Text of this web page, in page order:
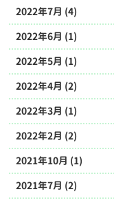
2022年7月 (4)
2022年6月 (1)
2022年5月 (1)
2022年4月 (2)
2022年3月 (1)
2022年2月 (2)
2021年10月 (1)
2021年7月 (2)